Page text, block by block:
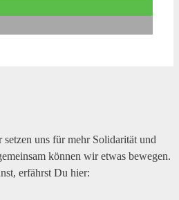
uns für mehr Solidarität und
können wir etwas bewegen.
erfährst Du hier: